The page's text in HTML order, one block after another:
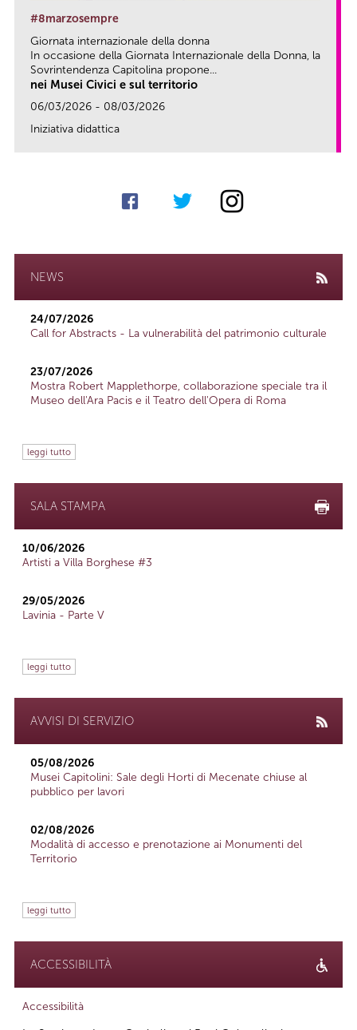
#8marzosempre
Giornata internazionale della donna
In occasione della Giornata Internazionale della Donna, la
Sovrintendenza Capitolina propone...
nei Musei Civici e sul territorio
06/03/2026 - 08/03/2026
Iniziativa didattica
NEWS
24/07/2026
Call for Abstracts - La vulnerabilità del patrimonio culturale
23/07/2026
Mostra Robert Mapplethorpe, collaborazione speciale tra il
Museo dell'Ara Pacis e il Teatro dell'Opera di Roma
leggi tutto
SALA STAMPA
10/06/2026
Artisti a Villa Borghese #3
29/05/2026
Lavinia - Parte V
leggi tutto
AVVISI DI SERVIZIO
05/08/2026
Musei Capitolini: Sale degli Horti di Mecenate chiuse al
pubblico per lavori
02/08/2026
Modalità di accesso e prenotazione ai Monumenti del
Territorio
leggi tutto
ACCESSIBILITÀ
Accessibilità